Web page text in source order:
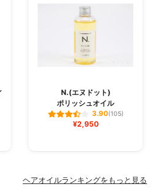
N.(エヌドット)
ポリッシュオイル
3.90(105)
¥2,950
ヘアオイルランキングをもっと見る